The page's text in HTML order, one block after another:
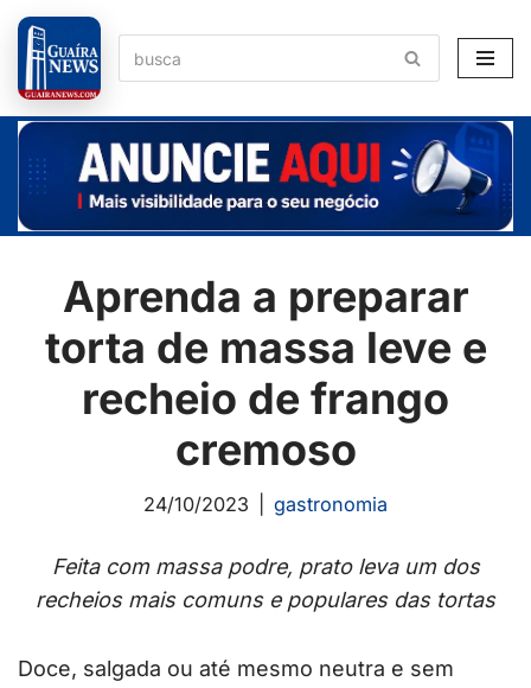
Pular
para
o
conteúdo
Aprenda a preparar
torta de massa leve e
recheio de frango
cremoso
24/10/2023 gastronomia
Feita com massa podre, prato leva um dos
recheios mais comuns e populares das tortas
Doce, salgada ou até mesmo neutra e sem